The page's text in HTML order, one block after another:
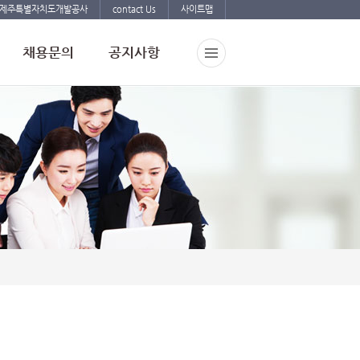
제주특별자치도개발공사 contact Us 사이트맵
채용문의 공지사항